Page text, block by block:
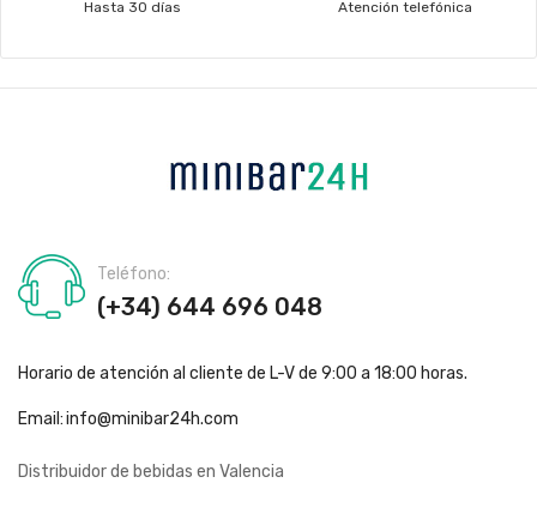
Hasta 30 días Atención telefónica
Teléfono:
(+34) 644 696 048
Horario de atención al cliente de L-V de 9:00 a 18:00 horas.
Email:info@minibar24h.com
Distribuidor de bebidas en Valencia